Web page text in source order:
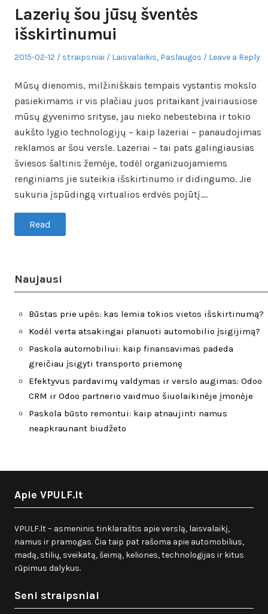
Lazerių šou jūsų šventės
išskirtinumui
Posted
2015-02-12 Author
straipsniai
Posted
Laisvalaikis, Paslaugos Leave a Reply
Mūsų dienomis, milžiniškais tempais vystantis mokslo
pasiekimams ir vis plačiau juos pritaikant įvairiausiose
mūsų gyvenimo srityse, jau nieko nebestebina ir tokio
aukšto lygio technologijų – kaip lazeriai – panaudojimas
reklamos ar šou versle. Lazeriai – tai pats galingiausias
šviesos šaltinis žemėje, todėl organizuojamiems
renginiams jie suteikia išskirtinumo ir didingumo. Jie
sukuria įspūdingą virtualios erdvės pojūtį.…
Read
Naujausi
Būstas prie upės: kas lemia tokios vietos išskirtinumą?
Kodėl verta atsakingai planuoti automobilio įsigijimą?
Paskola automobiliui: kaip finansavimas padeda
greičiau įsigyti transporto priemonę
Efektyvus pardavimų valdymas ir verslo augimas: Odoo
CRM ir Odoo partnerio vaidmuo šiuolaikinėje įmonėje
Paskola būsto remontui: kaip atnaujinti namus
neapkraunant biudžeto
Apie VPULF.lt
VPULF.lt – asmeninis tinklaraštis apie verslą, laisvalaikį,
namus ir pramogas. Čia taip pat rašoma apie automobilius,
madą, stilių, sveikatą, šeimą, keliones, technologijas ir kitus
rūpimus dalykus.
Seni straipsniai